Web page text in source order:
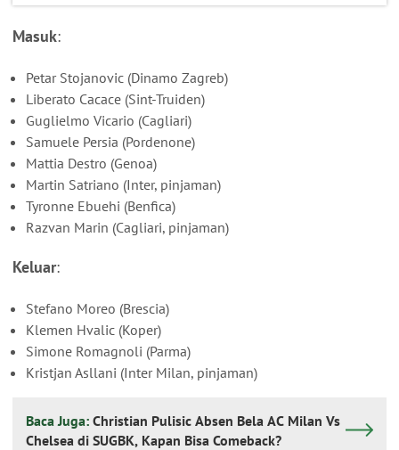
Masuk:
Petar Stojanovic (Dinamo Zagreb)
Liberato Cacace (Sint-Truiden)
Guglielmo Vicario (Cagliari)
Samuele Persia (Pordenone)
Mattia Destro (Genoa)
Martin Satriano (Inter, pinjaman)
Tyronne Ebuehi (Benfica)
Razvan Marin (Cagliari, pinjaman)
Keluar:
Stefano Moreo (Brescia)
Klemen Hvalic (Koper)
Simone Romagnoli (Parma)
Kristjan Asllani (Inter Milan, pinjaman)
Baca Juga: Christian Pulisic Absen Bela AC Milan Vs
Chelsea di SUGBK, Kapan Bisa Comeback?